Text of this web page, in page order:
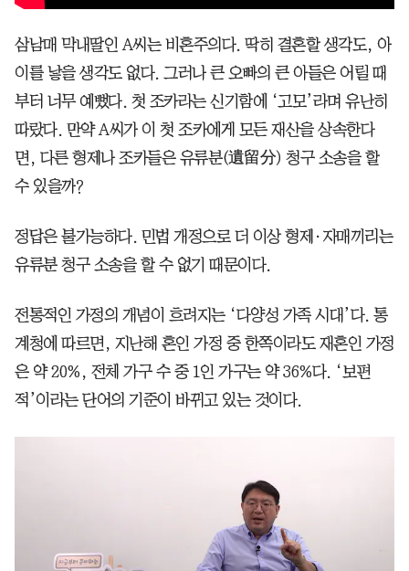
삼남매 막내딸인 A씨는 비혼주의다. 딱히 결혼할 생각도, 아
이를 낳을 생각도 없다. 그러나 큰 오빠의 큰 아들은 어릴 때
부터 너무 예뻤다. 첫 조카라는 신기함에 ‘고모’라며 유난히
따랐다. 만약 A씨가 이 첫 조카에게 모든 재산을 상속한다
면, 다른 형제나 조카들은 유류분(遺留分) 청구 소송을 할
수 있을까?
정답은 불가능하다. 민법 개정으로 더 이상 형제·자매끼리는
유류분 청구 소송을 할 수 없기 때문이다.
전통적인 가정의 개념이 흐려지는 ‘다양성 가족 시대’다. 통
계청에 따르면, 지난해 혼인 가정 중 한쪽이라도 재혼인 가정
은 약 20%, 전체 가구 수 중 1인 가구는 약 36%다. ‘보편
적’이라는 단어의 기준이 바뀌고 있는 것이다.